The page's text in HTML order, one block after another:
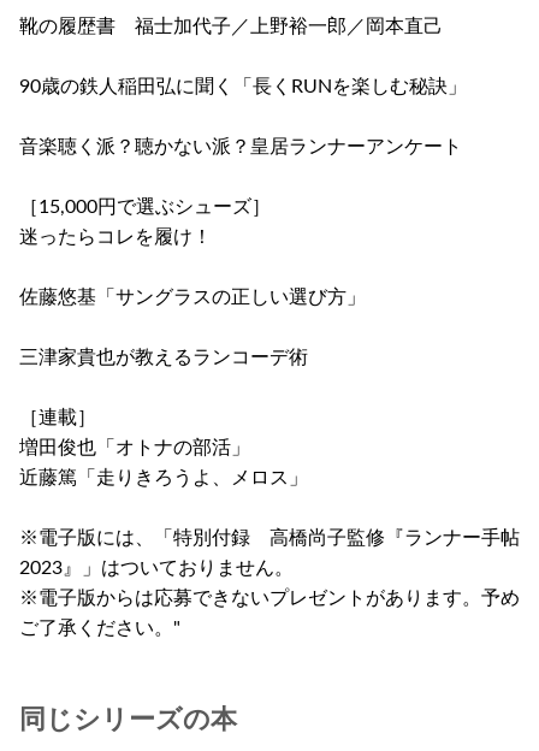
靴の履歴書 福士加代子／上野裕一郎／岡本直己
90歳の鉄人稲田弘に聞く「長くRUNを楽しむ秘訣」
音楽聴く派？聴かない派？皇居ランナーアンケート
［15,000円で選ぶシューズ］
迷ったらコレを履け！
佐藤悠基「サングラスの正しい選び方」
三津家貴也が教えるランコーデ術
［連載］
増田俊也「オトナの部活」
近藤篤「走りきろうよ、メロス」
※電子版には、「特別付録 高橋尚子監修『ランナー手帖
2023』」はついておりません。
※電子版からは応募できないプレゼントがあります。予め
ご了承ください。"
同じシリーズの本